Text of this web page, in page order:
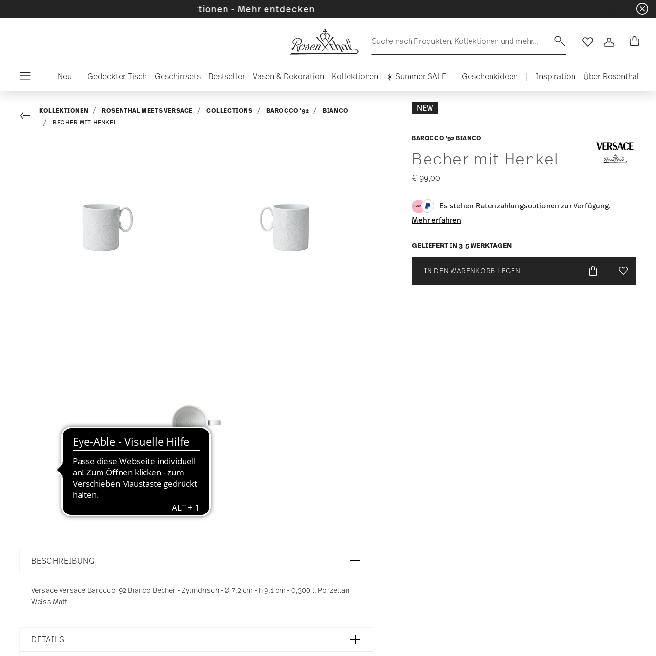
Mehr entdecken
Suche nach Produkten, Kollektionen und mehr... WishlistAnmelden
Neu Gedeckter Tisch Geschirrsets Bestseller Vasen & Dekoration Kollektionen ☀️ Summer SALE Geschenkideen | Inspiration Über Rosenthal
NEW
BAROCCO '92 BIANCO
Becher mit Henkel
€ 99,00
Es stehen Ratenzahlungsoptionen zur Verfügung.
Mehr erfahren
GELIEFERT IN 3-5 WERKTAGEN
IN DEN WARENKORB LEGEN Add To
Go backKOLLEKTIONEN ROSENTHAL MEETS VERSACE COLLECTIONS BAROCCO '92 BIANCO
BECHER MIT HENKEL
BESCHREIBUNG
Versace Versace Barocco '92 Bianco Becher - Zylindrisch - Ø 7,2 cm - h 9,1 cm - 0,300 l, Porzellan
Weiss Matt
DETAILS